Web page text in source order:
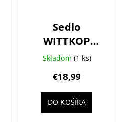
Sedlo
WITTKOP
Gent Twin
Gel
Skladom (1 ks)
€18,99
DO KOŠÍKA